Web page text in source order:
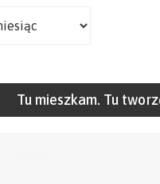
Tu mieszkam. Tu